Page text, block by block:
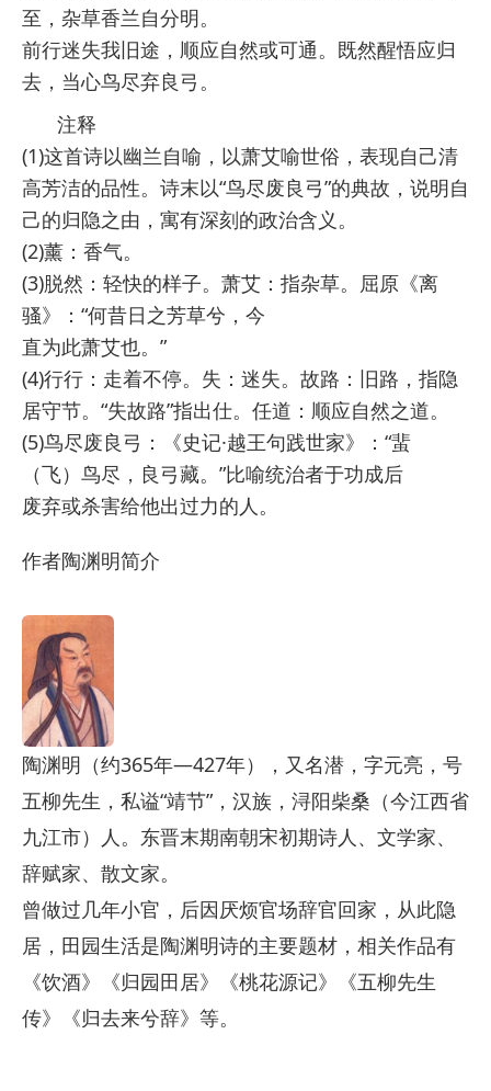
至，杂草香兰自分明。
前行迷失我旧途，顺应自然或可通。既然醒悟应归
去，当心鸟尽弃良弓。
注释
(1)这首诗以幽兰自喻，以萧艾喻世俗，表现自己清
高芳洁的品性。诗末以“鸟尽废良弓”的典故，说明自
己的归隐之由，寓有深刻的政治含义。
(2)薰：香气。
(3)脱然：轻快的样子。萧艾：指杂草。屈原《离
骚》：“何昔日之芳草兮，今
直为此萧艾也。”
(4)行行：走着不停。失：迷失。故路：旧路，指隐
居守节。“失故路”指出仕。任道：顺应自然之道。
(5)鸟尽废良弓：《史记·越王句践世家》：“蜚
（飞）鸟尽，良弓藏。”比喻统治者于功成后
废弃或杀害给他出过力的人。
作者陶渊明简介
陶渊明（约365年—427年），又名潜，字元亮，号
五柳先生，私谥“靖节”，汉族，浔阳柴桑（今江西省
九江市）人。东晋末期南朝宋初期诗人、文学家、
辞赋家、散文家。
曾做过几年小官，后因厌烦官场辞官回家，从此隐
居，田园生活是陶渊明诗的主要题材，相关作品有
《饮酒》《归园田居》《桃花源记》《五柳先生
传》《归去来兮辞》等。